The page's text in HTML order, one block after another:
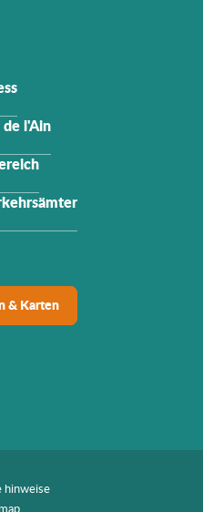
l'Ain
& Karten
hinweise